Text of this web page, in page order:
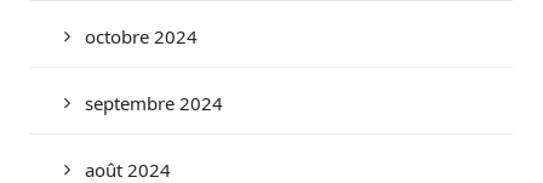
octobre 2024
septembre 2024
août 2024